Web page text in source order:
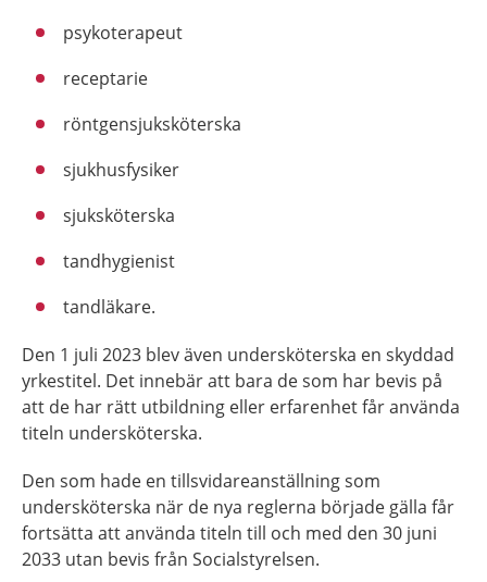
psykoterapeut
receptarie
röntgensjuksköterska
sjukhusfysiker
sjuksköterska
tandhygienist
tandläkare.
Den 1 juli 2023 blev även undersköterska en skyddad
yrkestitel. Det innebär att bara de som har bevis på
att de har rätt utbildning eller erfarenhet får använda
titeln undersköterska.
Den som hade en tillsvidareanställning som
undersköterska när de nya reglerna började gälla får
fortsätta att använda titeln till och med den 30 juni
2033 utan bevis från Socialstyrelsen.